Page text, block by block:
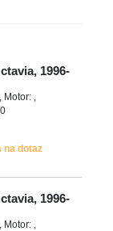
1996-
,
na dotaz
1996-
,